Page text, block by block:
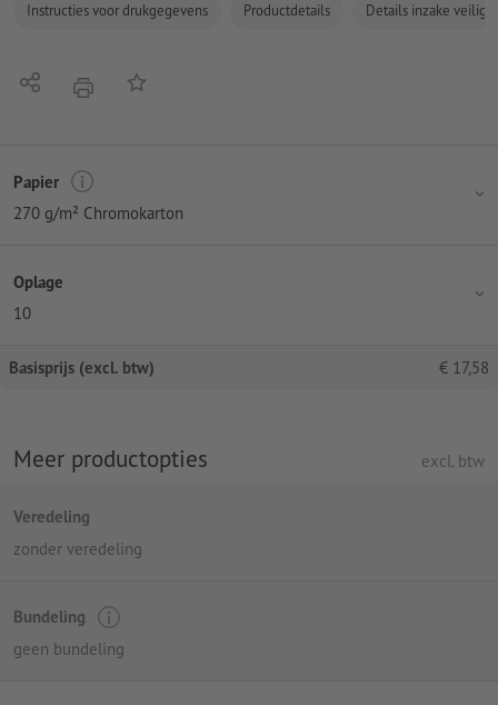
Instructies voor drukgegevens Productdetails Details inzake
Delen afdrukkenOp de lijst
Papier
270 g/m² Chromokarton
Oplage
10
Basisprijs (excl. btw) € 17,58
Meer productopties excl. btw
Veredeling
zonder veredeling
Bundeling
geen bundeling